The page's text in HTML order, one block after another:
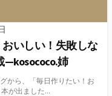
おいしい！失敗しな
—kosococo.姉
から、「毎日作りたい！お
が出ました...